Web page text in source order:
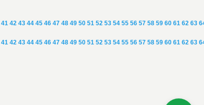
41 42 43 44 45 46 47 48 49 50 51 52 53 54 55 56 57 58 59 60 61 62 63
41 42 43 44 45 46 47 48 49 50 51 52 53 54 55 56 57 58 59 60 61 62 63